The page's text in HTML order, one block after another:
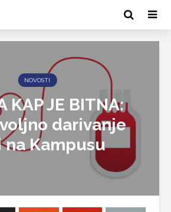
NOVOSTI
KAP JE BITNA:
darivanje
na Kampusu